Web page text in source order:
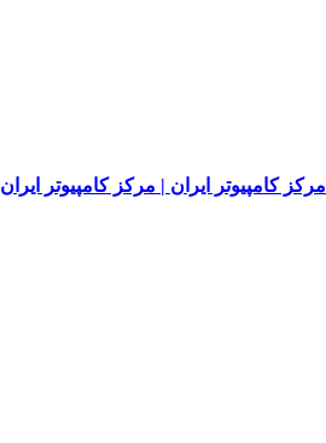
مرکز کامپیوتر ایران | مرکز کامپیوتر ایران